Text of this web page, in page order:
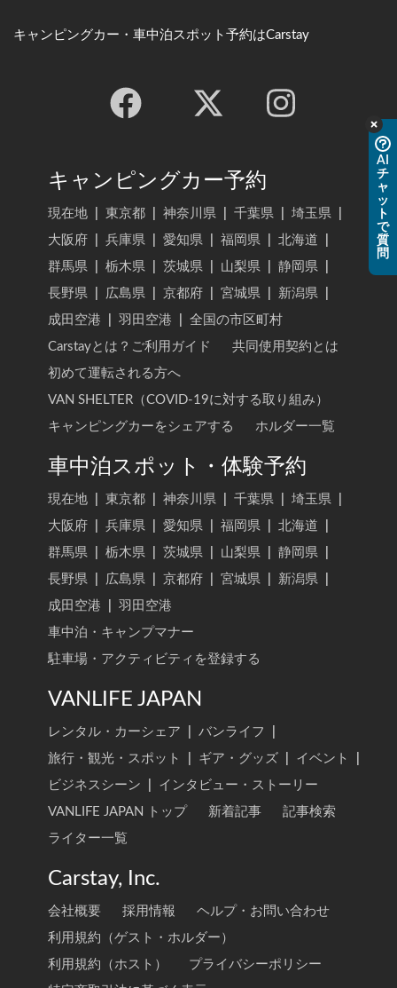
AI
チ
ャ
ッ
ト
で
質
問
キャンピングカー・車中泊スポット予約はCarstay
キャンピングカー予約
現在地 東京都 神奈川県 千葉県 埼玉県
大阪府
兵庫県 愛知県 福岡県 北海道
群馬県
栃木県 茨城県 山梨県 静岡県
長野県
広島県 京都府 宮城県 新潟県
成田空港
羽田空港
全国の市区町村
Carstayとは？ご利用ガイド
共同使用契約とは
初めて運転される方へ
VAN SHELTER（COVID-19に対する取り組み）
キャンピングカーをシェアする
ホルダー一覧
車中泊スポット・体験予約
現在地 東京都 神奈川県 千葉県 埼玉県
大阪府
兵庫県 愛知県 福岡県 北海道
群馬県
栃木県 茨城県 山梨県 静岡県
長野県
広島県 京都府 宮城県 新潟県
成田空港
羽田空港
車中泊・キャンプマナー
駐車場・アクティビティを登録する
VANLIFE JAPAN
レンタル・カーシェア バンライフ
旅行・観光・スポット
ギア・グッズ イベント
ビジネスシーン
インタビュー・ストーリー
VANLIFE JAPAN トップ
新着記事
記事検索
ライター一覧
Carstay, Inc.
会社概要 採用情報
ヘルプ・お問い合わせ
利用規約（ゲスト・ホルダー）
利用規約（ホスト）
プライバシーポリシー